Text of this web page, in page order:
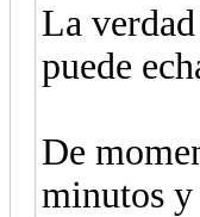
La
puede
De
minutos